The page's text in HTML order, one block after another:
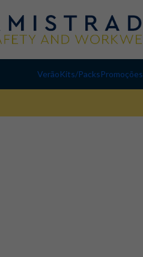
VerãoKits/PacksPromoções